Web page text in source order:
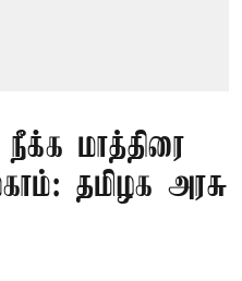
நீக்க மாத்திரை
தமிழக அரசு